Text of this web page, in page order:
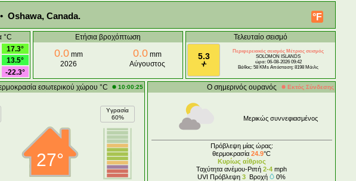
°F
Oshawa, Canada.
°C
17.3°
13.5°
-22.3°
Ετήσια βροχόπτωση
0.0 mm
2026
0.0 mm
Αύγουστος
Τελευταίο σεισμό
5.3
Περιφερειακός σεισμός Μέτριος σεισμός
SOLOMON ISLANDS
ώρα: 06-08-2026 09:42
Βάθος: 58 KMs Απόσταση: 8198 Μάιλς
εσωτερικού χώρου °C 10:00:25
27°
Υγρασία
60%
Ο σημερινός ουρανός Εκτός Σύνδεσης
Μερικώς συννεφιασμένος
Πρόβλεψη μίας ώρας:
θερμοκρασία 24.9°C
Κυρίως αίθριος
Ταχύτητα ανέμου-Ριπή 2-4 mph
UVI Πρόβλεψη 3 Βροχή 0%